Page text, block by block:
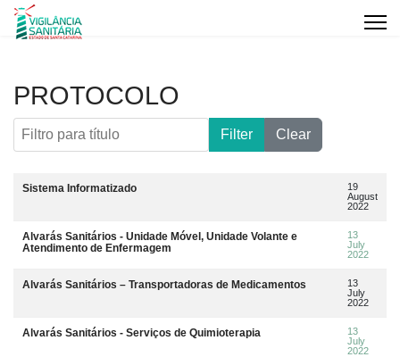
PROTOCOLO
Filtro para título
Filter Clear
Title Data da publicação
Sistema Informatizado
19
August
2022
Alvarás Sanitários - Unidade Móvel, Unidade Volante e
Atendimento de Enfermagem
13
July
2022
Alvarás Sanitários – Transportadoras de Medicamentos
13
July
2022
Alvarás Sanitários - Serviços de Quimioterapia
13
July
2022